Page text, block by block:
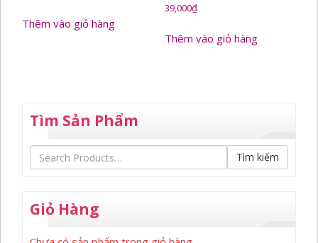
Thêm vào giỏ hàng
39,000₫
Thêm vào giỏ hàng
Tìm Sản Phẩm
Tìm kiếm
Giỏ Hàng